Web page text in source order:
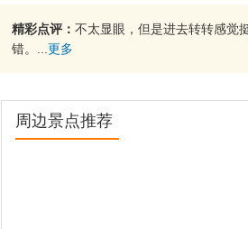
精彩点评： 不太显眼，但是进去转转感觉
错。... 更多
周边景点推荐